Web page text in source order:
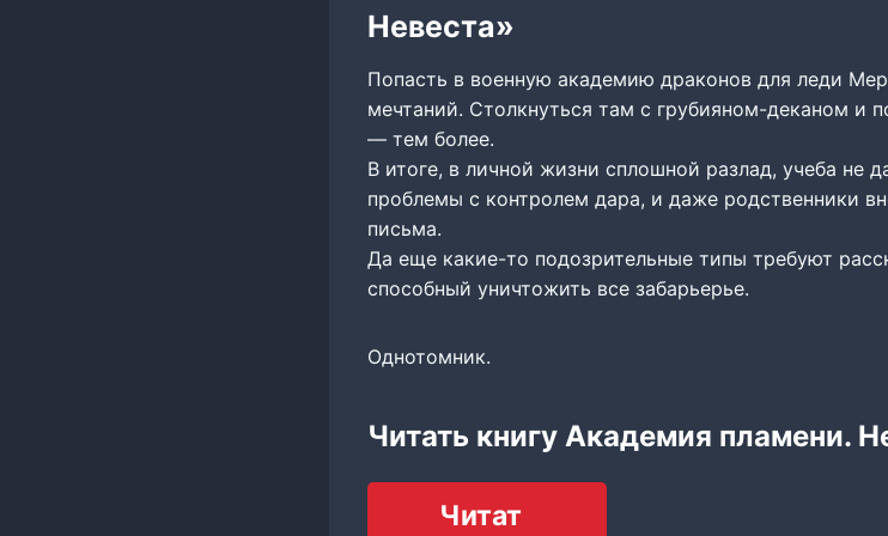
Невеста»
Попасть в военную академию драконов для леди
мечтаний. Столкнуться там с грубияном-деканом и
— тем более.
В итоге, в личной жизни сплошной разлад, учеба не
проблемы с контролем дара, и даже родственники
письма.
Да еще какие-то подозрительные типы требуют
способный уничтожить все забарьерье.
Однотомник.
Читать книгу Академия пламени.
Читат